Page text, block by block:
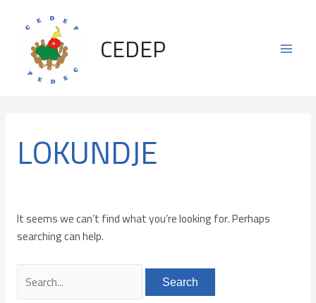
content
CEDEP
LOKUNDJE
It seems we can’t find what you’re looking for. Perhaps
searching can help.
for: